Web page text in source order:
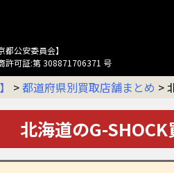
都公安委員会】
許可証:第 308871706371 号
>都道府県別買取店舗まとめ >
北海道のG-